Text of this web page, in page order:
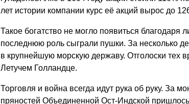
лет истории компании курс её акций вырос до
Такое богатство не могло появиться благодаря
последнюю роль сыграли пушки. За несколько
в крупнейшую морскую державу. Отголоски тех
Летучем Голландце.
Торговля и война всегда идут рука об руку. За
пряностей Объединенной Ост-Индской